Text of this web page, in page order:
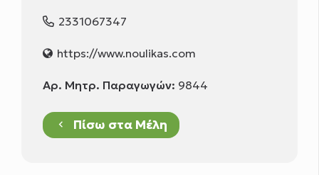
2331067347
https://www.noulikas.com
Αρ. Μητρ. Παραγωγών: 9844
keyboard_arrow_left Πίσω στα Μέλη